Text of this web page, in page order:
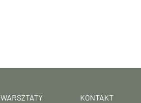
WARSZTATY KONTAKT